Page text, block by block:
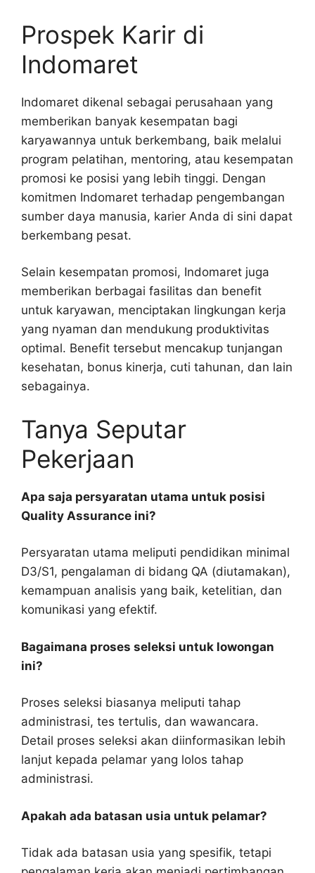
Prospek Karir di
Indomaret
Indomaret dikenal sebagai perusahaan yang
memberikan banyak kesempatan bagi
karyawannya untuk berkembang, baik melalui
program pelatihan, mentoring, atau kesempatan
promosi ke posisi yang lebih tinggi. Dengan
komitmen Indomaret terhadap pengembangan
sumber daya manusia, karier Anda di sini dapat
berkembang pesat.
Selain kesempatan promosi, Indomaret juga
memberikan berbagai fasilitas dan benefit
untuk karyawan, menciptakan lingkungan kerja
yang nyaman dan mendukung produktivitas
optimal. Benefit tersebut mencakup tunjangan
kesehatan, bonus kinerja, cuti tahunan, dan lain
sebagainya.
Tanya Seputar
Pekerjaan
Apa saja persyaratan utama untuk posisi
Quality Assurance ini?
Persyaratan utama meliputi pendidikan minimal
D3/S1, pengalaman di bidang QA (diutamakan),
kemampuan analisis yang baik, ketelitian, dan
komunikasi yang efektif.
Bagaimana proses seleksi untuk lowongan
ini?
Proses seleksi biasanya meliputi tahap
administrasi, tes tertulis, dan wawancara.
Detail proses seleksi akan diinformasikan lebih
lanjut kepada pelamar yang lolos tahap
administrasi.
Apakah ada batasan usia untuk pelamar?
Tidak ada batasan usia yang spesifik, tetapi